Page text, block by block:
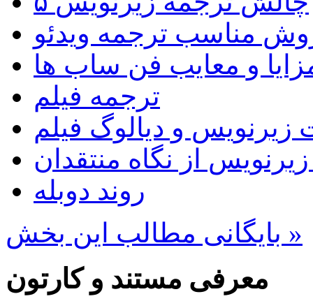
مناسب ترجمه ویدئو
و معایب فن ساب ها
ترجمه فیلم
زیرنویس و دیالوگ فیلم
زیرنویس از نگاه منتقدان
روند دوبله
بایگانی مطالب این بخش »
معرفی مستند و کارتون